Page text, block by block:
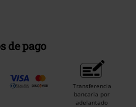
de pago
Transferencia
bancaria por
adelantado